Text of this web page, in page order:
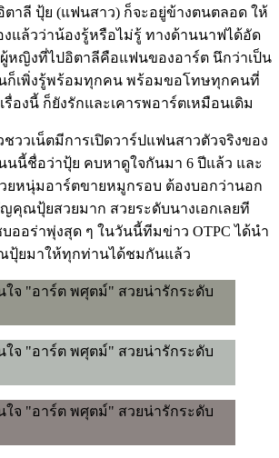
ตาลี ปุ้ย (แฟนสาว) ก็จะอยู่ข้างตนตลอด ให้
แล้วว่าน้องรู้หรือไม่รู้ ทางด้านนาฟได้อัด
หญิงที่ไปอิตาลีคือแฟนของอาร์ต นึกว่าเป็น
ก็เพิ่งรู้พร้อมทุกคน พร้อมขอโทษทุกคนที่
องนี้ ก็ยังรักและเคารพอาร์ตเหมือนเดิม
ชววเน็ตมีการเปิดวาร์ปแฟนสาวตัวจริงของ
นนี้ชื่อว่าปุ้ย คบหาดูใจกันมา 6 ปีแล้ว และ
ยหนุ่มอาร์ตขายหมูกรอบ ต้องบอกว่านอก
คุณปุ้ยสวยมาก สวยระดับนางเอกเลยที
ออร่าพุ่งสุด ๆ ในวันนี้ทีมข่าว OTPC ได้นำ
ปุ้ยมาให้ทุกท่านได้ชมกันแล้ว